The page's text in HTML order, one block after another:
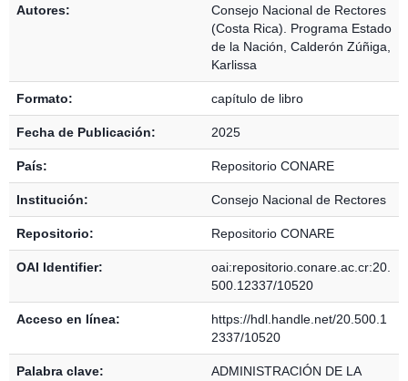
Autores:
Consejo Nacional de Rectores
(Costa Rica). Programa Estado
de la Nación Calderón Zúñiga,
Karlissa
Formato: capítulo de libro
Fecha de Publicación: 2025
País: Repositorio CONARE
Institución: Consejo Nacional de Rectores
Repositorio: Repositorio CONARE
OAI Identifier:
oai:repositorio.conare.ac.cr:20.
500.12337/10520
Acceso en línea:
https://hdl.handle.net/20.500.1
2337/10520
Palabra clave:
ADMINISTRACIÓN DE LA